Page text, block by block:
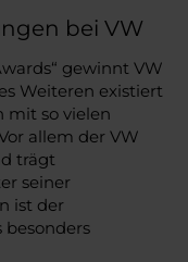
bei VW
gewinnt VW
Weiteren existiert
mit so vielen
allem der VW
trägt
seiner
ist der
besonders